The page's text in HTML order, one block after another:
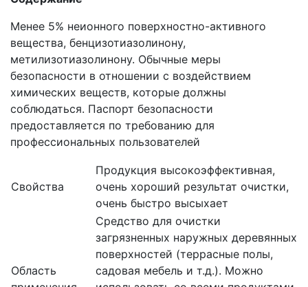
Менее 5% неионного поверхностно-активного
вещества, бенцизотиазолинону,
метилизотиазолинону. Обычные меры
безопасности в отношении с воздействием
химических веществ, которые должны
соблюдаться. Паспорт безопасности
предоставляется по требованию для
профессиональных пользователей
Свойства
Продукция высокоэффективная,
очень хороший результат очистки,
очень быстро высыхает
Область
Cредство для очиcтки
загрязненных наружных деревянных
поверхностей (террасные полы,
садовая мебель и т.д.). Можно